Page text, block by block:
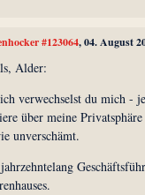
#123064, 04. August
Alder:
verwechselst du mich -
über meine
unverschämt.